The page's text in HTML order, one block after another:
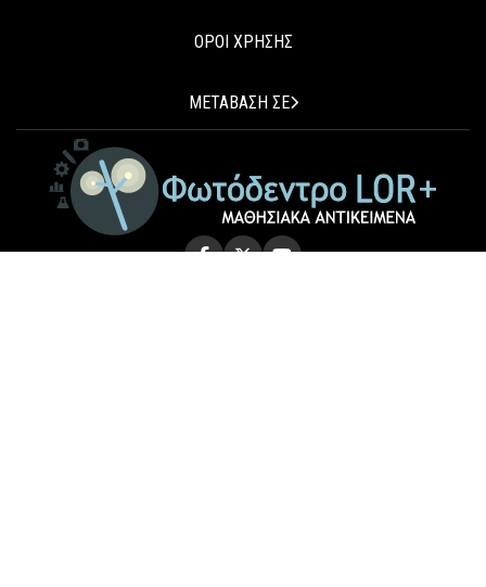
ΟΡΟΙ ΧΡΗΣΗΣ
ΜΕΤΑΒΑΣΗ ΣΕ